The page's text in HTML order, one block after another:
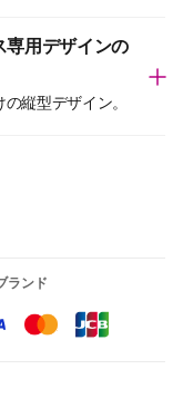
専用デザインの
縦型デザイン。
ランド